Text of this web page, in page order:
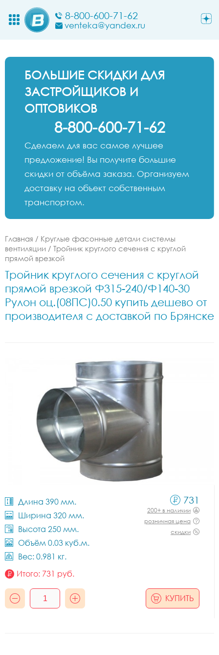
8-800-600-71-62
venteka@yandex.ru
БОЛЬШИЕ СКИДКИ ДЛЯ
ЗАСТРОЙЩИКОВ И
ОПТОВИКОВ
8-800-600-71-62
Сделаем для вас самое лучшее
предложение! Вы получите большие
скидки от объёма заказа. Организуем
доставку на объект собственным
транспортом.
Главная / Круглые фасонные детали системы
вентиляции / Тройник круглого сечения с круглой
прямой врезкой
Тройник круглого сечения с круглой
прямой врезкой Ф315-240/Ф140-30
Рулон оц.(08ПС)0.50 купить дешево от
производителя с доставкой по Брянске
Длина 390 мм.
Ширина 320 мм.
Высота 250 мм.
Объём 0.03 куб.м.
Вес: 0.981 кг.
731
200+ в наличии
розничная цена
скидки
Итого: 731 руб.
КУПИТЬ